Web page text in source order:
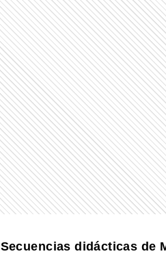
Secuencias didácticas de